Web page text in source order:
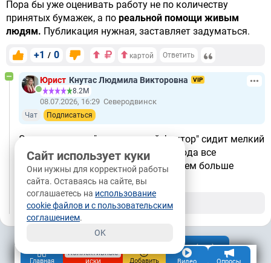
Пора бы уже оценивать работу не по количеству
принятых бумажек, а по реальной помощи живым
людям. Публикация нужная, заставляет задуматься.
+1 / 0 картой Ответить
Юрист Кнутас Людмила Викторовна VIP
8.2М
08.07.2026, 16:29 Северодвинск
Чат Подписаться
Это называется "человеческий фактор" сидит мелкий
специалист и мнит себя богом - отсюда все
проблемы, чем меньше должность тем больше
значимости в своих глазах....
+1 / 0 Ответить
Показать комментарии (18)
Главная
Коллективные
иски
Добавить
Сайт использует куки
Они нужны для корректной работы
сайта. Оставаясь на сайте, вы
соглашаетесь на использование
cookie файлов и с пользовательским
соглашением.
OK